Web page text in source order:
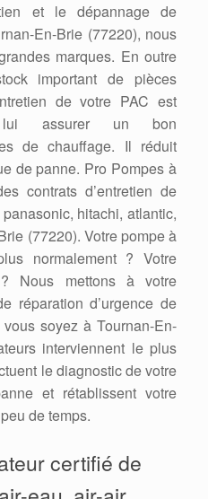
et le dépannage de
En-Brie (77220), nous
marques. En outre
important de pièces
de votre PAC est
lui assurer un bon
de chauffage. Il réduit
de panne. Pro Pompes à
contrats d’entretien de
hitachi, atlantic,
(77220). Votre pompe à
normalement ? Votre
Nous mettons à votre
réparation d’urgence de
soyez à Tournan-En-
interviennent le plus
le diagnostic de votre
et rétablissent votre
de temps.
certifié de